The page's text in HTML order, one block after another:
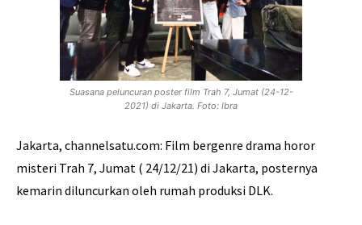
Suasana peluncuran poster film Trah 7, Jumat (24-12-
2021) di Jakarta. Foto: Ibra
Jakarta, channelsatu.com: Film bergenre drama horor
misteri Trah 7, Jumat ( 24/12/21) di Jakarta, posternya
kemarin diluncurkan oleh rumah produksi DLK.